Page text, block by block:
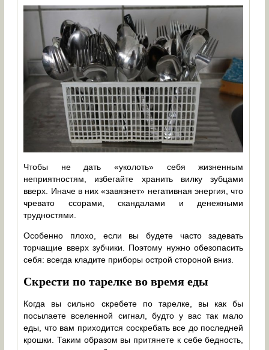
Чтобы не дать «уколоть» себя жизненным
неприятностям, избегайте хранить вилку зубцами
вверх. Иначе в них «завязнет» негативная энергия, что
чревато ссорами, скандалами и денежными
трудностями.
Особенно плохо, если вы будете часто задевать
торчащие вверх зубчики. Поэтому нужно обезопасить
себя: всегда кладите приборы острой стороной вниз.
Скрести по тарелке во время еды
Когда вы сильно скребете по тарелке, вы как бы
посылаете вселенной сигнал, будто у вас так мало
еды, что вам приходится соскребать все до последней
крошки. Таким образом вы притянете к себе бедность,